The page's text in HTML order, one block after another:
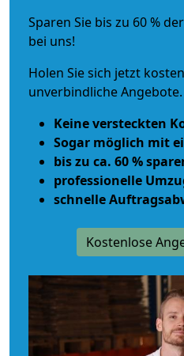
Sparen Sie bis zu 60 %
bei uns!
Holen Sie sich jetzt
unverbindliche Angebote.
Keine versteckten
Sogar möglich mit
bis zu ca. 60 %
professionelle
schnelle
Kostenlose